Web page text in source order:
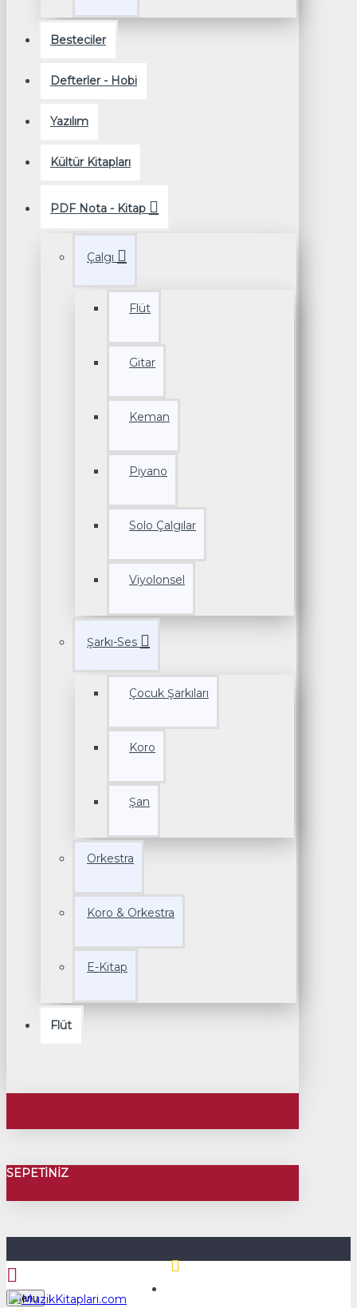
Besteciler
Defterler - Hobi
Yazılım
Kültür Kitapları
PDF Nota - Kitap
Çalgı
Flüt
Gitar
Keman
Piyano
Solo Çalgılar
Viyolonsel
Şarkı-Ses
Çocuk Şarkıları
Koro
Şan
Orkestra
Koro & Orkestra
E-Kitap
Flüt
SEPETINIZ
Menu